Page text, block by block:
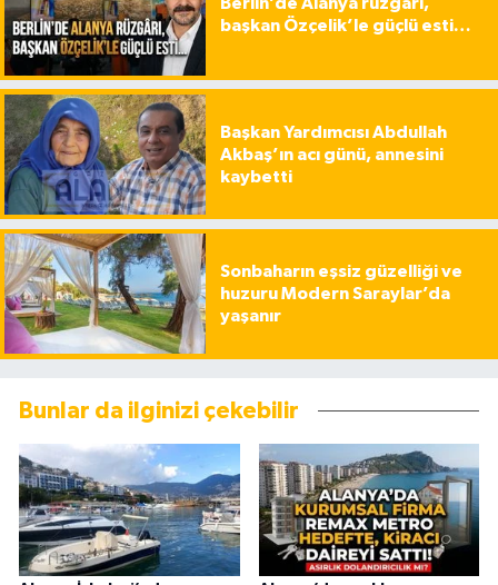
Berlin’de Alanya rüzgârı,
başkan Özçelik’le güçlü esti…
Başkan Yardımcısı Abdullah
Akbaş’ın acı günü, annesini
kaybetti
Sonbaharın eşsiz güzelliği ve
huzuru Modern Saraylar’da
yaşanır
Bunlar da ilginizi çekebilir